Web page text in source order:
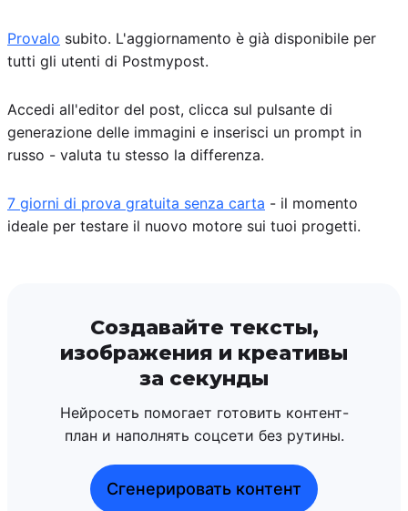
Provalo subito. L'aggiornamento è già disponibile per
tutti gli utenti di Postmypost.
Accedi all'editor del post, clicca sul pulsante di
generazione delle immagini e inserisci un prompt in
russo - valuta tu stesso la differenza.
7 giorni di prova gratuita senza carta - il momento
ideale per testare il nuovo motore sui tuoi progetti.
Создавайте тексты,
изображения и креативы
за секунды
Нейросеть помогает готовить контент-
план и наполнять соцсети без рутины.
Сгенерировать контент